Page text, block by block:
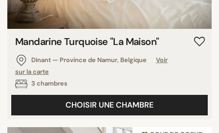
Guadeloupe
Panama
Costa Rica
Canada
RECHERCHER
Mandarine Turquoise "La Maison"
Dinant — Province de Namur, Belgique
Voir
sur la carte
3 chambres
CHOISIR UNE CHAMBRE